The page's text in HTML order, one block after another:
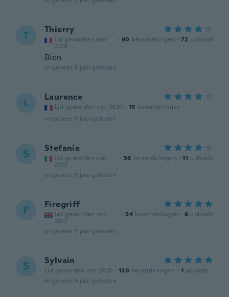
T Thierry
Lid geworden van
2018
· 90 beoordelingen · 72 uploads
Bien
ongeveer 5 jaar geleden
L Laurence
Lid geworden van 2020 · 19 beoordelingen
ongeveer 5 jaar geleden
S Stefania
Lid geworden van
2013
· 56 beoordelingen · 11 uploads
ongeveer 5 jaar geleden
F Firegriff
Lid geworden van
2017
· 54 beoordelingen · 9 uploads
ongeveer 5 jaar geleden
S Sylvain
Lid geworden van 2020 · 130 beoordelingen · 1 uploads
ongeveer 5 jaar geleden